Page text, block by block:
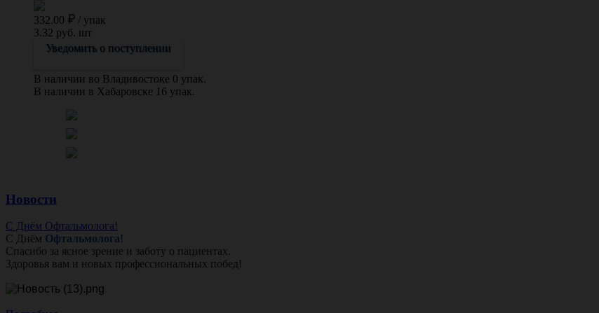
332.00 / упак
3.32 руб. шт
Уведомить о поступлении
В наличии во Владивостоке 0 упак.
В наличии в Хабаровске 16 упак.
Новости
С Днём Офтальмолога!
С Днём Офтальмолога!
Спасибо за ясное зрение и заботу о пациентах.
Здоровья вам и новых профессиональных побед!